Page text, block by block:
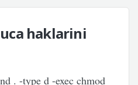
haklarini
. -type d -exec chmod